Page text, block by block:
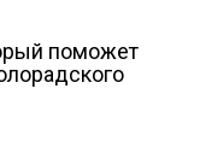
поможет